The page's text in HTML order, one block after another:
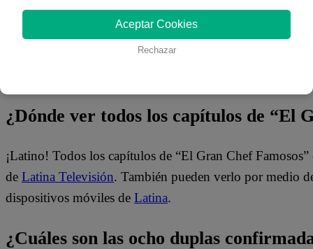
¿Dónde ver todos los capítulos de “El
¡Latino! Todos los capítulos de “El Gran Chef
de Latina Televisión. También pueden verlo por medio
dispositivos móviles de Latina.
¿Cuáles son las ocho duplas
Aceptar Cookies
Rechazar